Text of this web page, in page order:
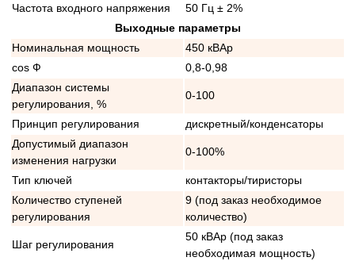
Частота входного напряжения
50 Гц ± 2%
Выходные параметры
Номинальная мощность
450 кВАр
cos Ф
0,8-0,98
Диапазон системы
регулирования, %
0-100
Принцип регулирования
дискретный/конденсаторы
Допустимый диапазон
изменения нагрузки
0-100%
Тип ключей
контакторы/тиристоры
Количество ступеней
регулирования
9 (под заказ необходимое
количество)
Шаг регулирования
50 кВАр (под заказ
необходимая мощность)